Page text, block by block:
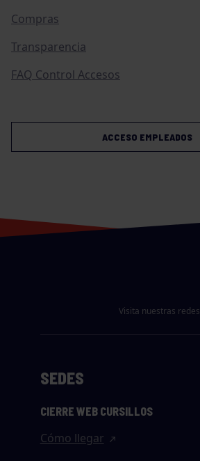
Compras
Transparencia
FAQ Control Accesos
ACCESO EMPLEADOS
Visita nuestras redes
SEDES
CIERRE WEB CURSILLOS
Cómo llegar